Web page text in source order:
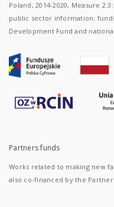
Poland, 2014-2020, Measure
public sector information;
Development Fund and
Partners funds
Works related to making new
also co-financed by the